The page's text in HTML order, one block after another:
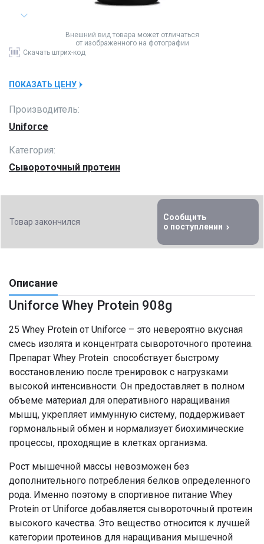
Внешний вид товара может отличаться
от изображенного на фотографии
Скачать штрих-код
ПОКАЗАТЬ ЦЕНУ
Производитель:
Uniforce
Категория:
Сывороточный протеин
Товар закончился
Сообщить
о поступлении
Описание
Uniforce Whey Protein 908g
25 Whey Protein от Uniforce – это невероятно вкусная
смесь изолята и концентрата сывороточного протеина.
Препарат Whey Protein способствует быстрому
восстановлению после тренировок с нагрузками
высокой интенсивности. Он предоставляет в полном
объеме материал для оперативного наращивания
мышц, укрепляет иммунную систему, поддерживает
гормональный обмен и нормализует биохимические
процессы, проходящие в клетках организма.
Рост мышечной массы невозможен без
дополнительного потребления белков определенного
рода. Именно поэтому в спортивное питание Whey
Protein от Uniforce добавляется сывороточный протеин
высокого качества. Это вещество относится к лучшей
категории протеинов для наращивания мышечной